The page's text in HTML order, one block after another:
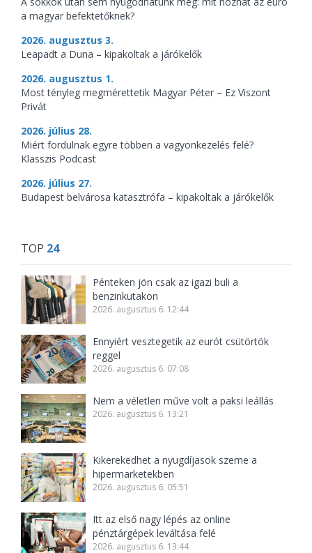
a magyar befektetőknek?
2026. augusztus 3.
Leapadt a Duna – kipakoltak a járókelők
2026. augusztus 1.
Most tényleg megmérettetik Magyar Péter – Ez Viszont
Privát
2026. július 28.
Miért fordulnak egyre többen a vagyonkezelés felé?
Klasszis Podcast
2026. július 27.
Budapest belvárosa katasztrófa – kipakoltak a járókelők
TOP 24
Pénteken jön csak az igazi buli a
benzinkutakon
2026. augusztus 6. 12:44
Ennyiért vesztegetik az eurót csütörtök
reggel
2026. augusztus 6. 07:08
Nem a véletlen műve volt a paksi leállás
2026. augusztus 6. 13:21
Kikerekedhet a nyugdíjasok szeme a
hipermarketekben
2026. augusztus 6. 05:51
Itt az első nagy lépés az online
pénztárgépek leváltása felé
2026. augusztus 6. 13:44